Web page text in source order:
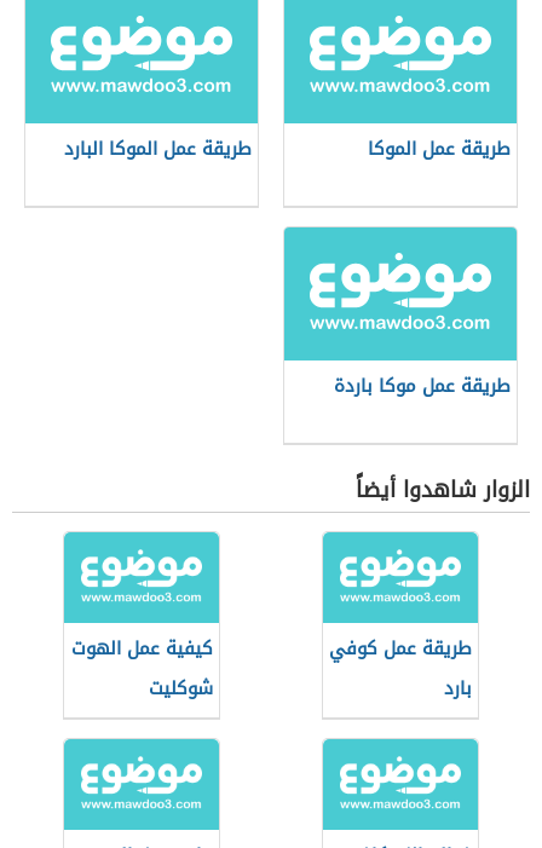
طريقة عمل الموكا طريقة عمل الموكا البارد
طريقة عمل موكا باردة
الزوار شاهدوا أيضاً
طريقة عمل كوفي
بارد
كيفية عمل الهوت
شوكليت